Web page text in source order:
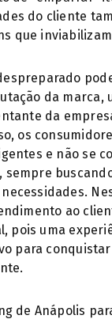
do cliente
que
da marca,
da
os
e não se
sempre
ao
pois uma
para
de Anápolis